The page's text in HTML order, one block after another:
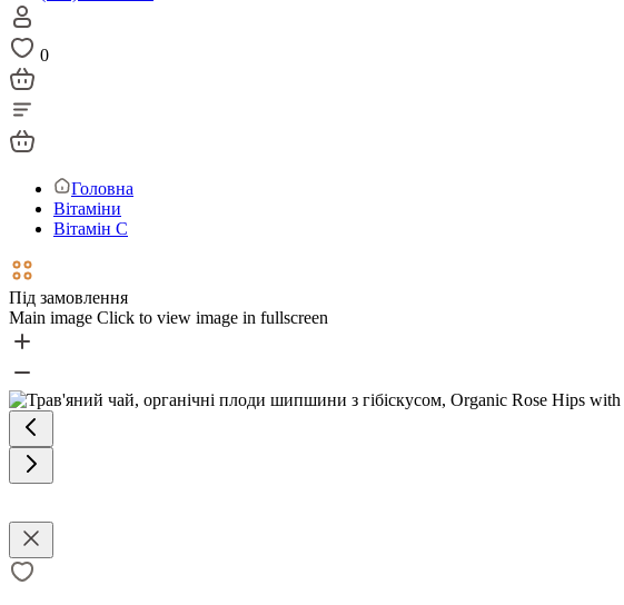
0
Головна
Вітаміни
Вітамін С
Під замовлення
Main image Click to view image in fullscreen